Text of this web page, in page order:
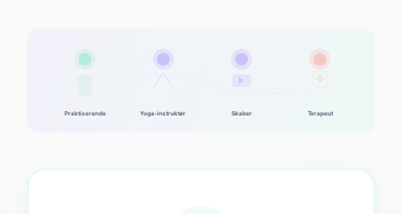
Praktiserende Yoga-instruktør Skaber Terapeut